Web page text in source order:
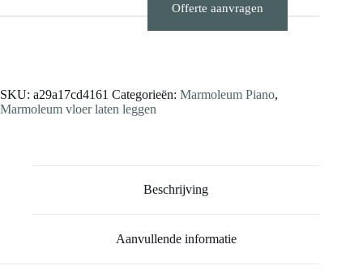
Offerte aanvragen
SKU: a29a17cd4161 Categorieën: Marmoleum Piano,
Marmoleum vloer laten leggen
Beschrijving
Aanvullende informatie